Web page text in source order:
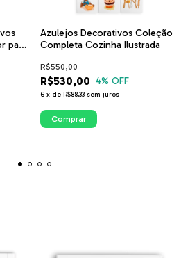
para
Azulejos Decorativos Coleção
Completa Cozinha Ilustrada
R$530,00
R$550,00
4% OFF
6 x de R$88,33 sem juros